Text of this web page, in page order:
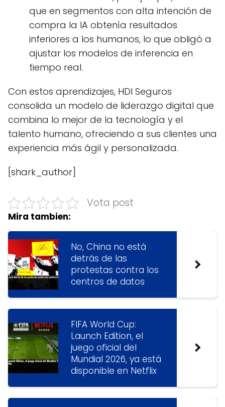
que en segmentos con alta intención de
compra la IA obtenía resultados
inferiores a los humanos, lo que obligó a
ajustar los modelos de inferencia en
tiempo real.
Con estos aprendizajes, HDI Seguros
consolida un modelo de liderazgo digital que
combina lo mejor de la tecnología y el
talento humano, ofreciendo a sus clientes una
experiencia más ágil y personalizada.
[shark_author]
Vota post
Mira tambien:
No, China no está
detrás de las
protestas contra los
centros de datos
FIFA World Cup:
Launch Edition, el
juego oficial del
Mundial 2026, ya está
disponible en Netflix